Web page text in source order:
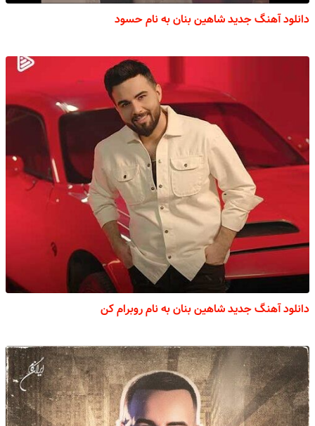
دانلود آهنگ جدید شاهین بنان به نام حسود
دانلود آهنگ جدید شاهین بنان به نام روبرام کن